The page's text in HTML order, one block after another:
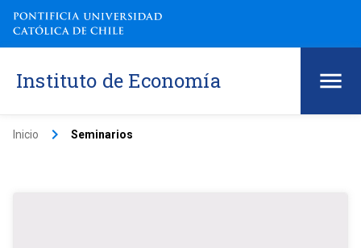
Instituto de Economía
Inicio keyboard_arrow_right Seminarios